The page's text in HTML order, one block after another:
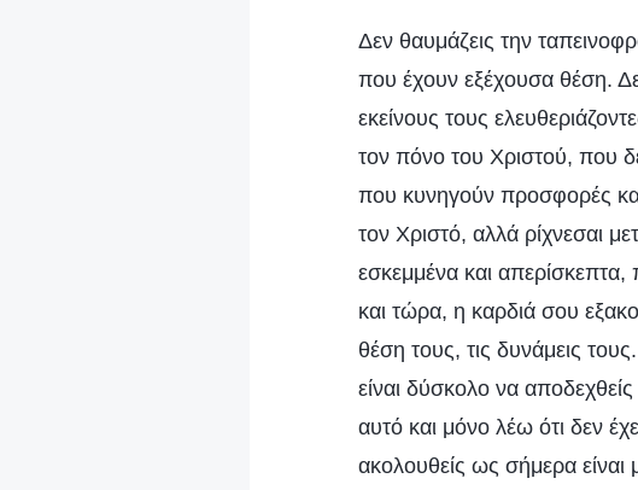
Δεν θαυμάζεις την
που έχουν εξέχουσα θέση.
εκείνους τους
τον πόνο του Χριστού, που
που κυνηγούν προσφορές
τον Χριστό, αλλά ρίχνεσαι
εσκεμμένα και
και τώρα, η καρδιά σου
θέση τους, τις δυνάμεις
είναι δύσκολο να
αυτό και μόνο λέω ότι δεν
ακολουθείς ως σήμερα είναι